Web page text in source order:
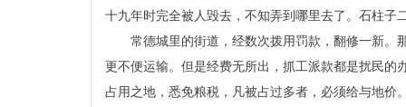
十九年时完全被人毁去，不知弄到哪里去了。石柱
常德城里的街道，经数次拨用罚款，翻修一新。
更不便运输。但是经费无所出，抓工派款都是扰民
占用之地，悉免粮税，凡被占过多者，必须给与地